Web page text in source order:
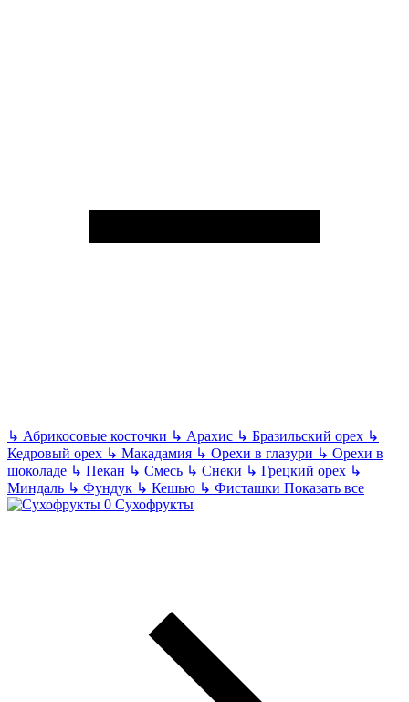
↳ Абрикосовые косточки ↳ Арахис ↳ Бразильский орех ↳
Кедровый орех ↳ Макадамия ↳ Орехи в глазури ↳ Орехи в
шоколаде ↳ Пекан ↳ Смесь ↳ Снеки ↳ Грецкий орех ↳
Миндаль ↳ Фундук ↳ Кешью ↳ Фисташки Показать все
Сухофрукты